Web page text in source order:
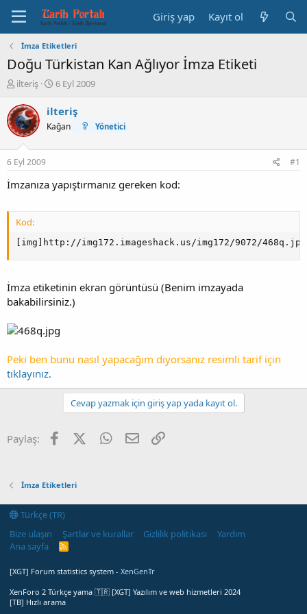
Giriş yap Kayıt ol
İmza Etiketleri
Doğu Türkistan Kan Ağlıyor İmza Etiketi
K
n
b
u
u
b
a
a
a
ilteriş
B
ş
a
ç
t
h
6 Eyl 2009
ilteriş
Kağan Yönetici
6 Eyl 2009 #1
İmzanıza yapıştırmanız gereken kod:
Kod:
[img]http://img172.imageshack.us/img172/9072/
İmza etiketinin ekran görüntüsü (Benim imzayada
bakabilirsiniz.)
Peki ben bunu nasıl yapacağım diyorsanız resimli tarif için
tıklayınız.
Cevap yazmak için giriş yap yada kayıt ol.
Paylaş: FacebookX (Twitter)WhatsApp
E-posta
İmza Etiketleri
Türkçe (TR)
Bize ulaşın
Şartlar ve kurallar Gizlilik politikası
Yardım
Ana sayfa
R
[XGT] Forum statistics system - XenGenTr
XenForo 2 Türkçe yama 🇹🇷 [XGT] Yazılım ve web hizmetleri 2024
[TB] Hızlı arama